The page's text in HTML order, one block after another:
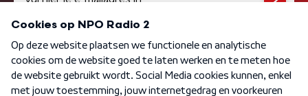
Algemene voorwaarden